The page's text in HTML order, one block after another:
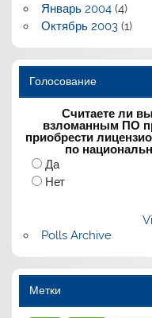
Январь 2004(4)
Октябрь 2003(1)
Голосование
Считаете ли
взломанным ПО
приобрести
по
Да
Нет
Polls Archive
Метки